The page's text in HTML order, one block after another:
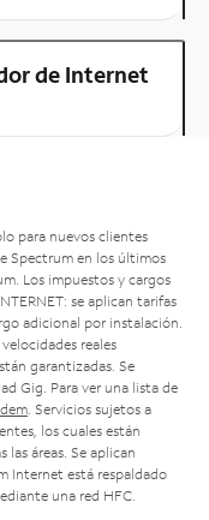
de Internet
para nuevos clientes
Spectrum en los últimos
Los impuestos y cargos
se aplican tarifas
adicional por instalación.
reales
garantizadas. Se
Gig. Para ver una lista de
. Servicios sujetos a
los cuales están
áreas. Se aplican
Internet está respaldado
una red HFC.